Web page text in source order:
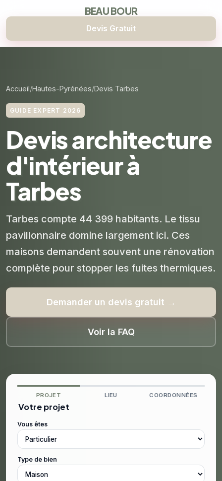
BEAU BOUR
Devis Gratuit
Accueil Hautes-Pyrénées Devis Tarbes
GUIDE EXPERT 2026
Devis architecture
d'intérieur à
Tarbes
Tarbes compte 44 399 habitants. Le tissu
pavillonnaire domine largement ici. Ces
maisons demandent souvent une rénovation
complète pour stopper les fuites thermiques.
Demander un devis gratuit →
Voir la FAQ
PROJET LIEU COORDONNÉES
Votre projet
Vous êtes
Type de bien